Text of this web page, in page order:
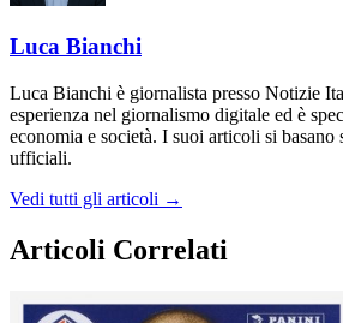
Luca Bianchi
Luca Bianchi è giornalista presso Notizie
esperienza nel giornalismo digitale ed è
economia e società. I suoi articoli si
ufficiali.
Vedi tutti gli articoli →
Articoli Correlati